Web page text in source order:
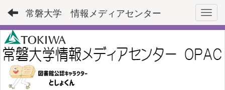
常磐大学 情報メディアセンター